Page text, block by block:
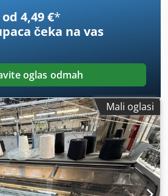
4,49 €*
čeka na vas
oglas odmah
Mali oglasi